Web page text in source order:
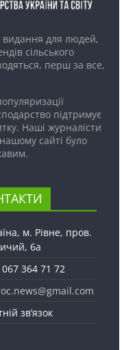
для людей,
сільського
перш за все,
підтримує
Наші журналісти
сайті було
м. Рівне, пров.
6а
067 364 71 72
зв’язок